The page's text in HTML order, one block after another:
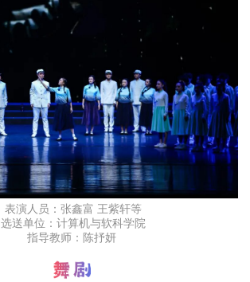
表演人员：张鑫富 王紫轩等
选送单位：计算机与软科学院
指导教师：陈抒妍